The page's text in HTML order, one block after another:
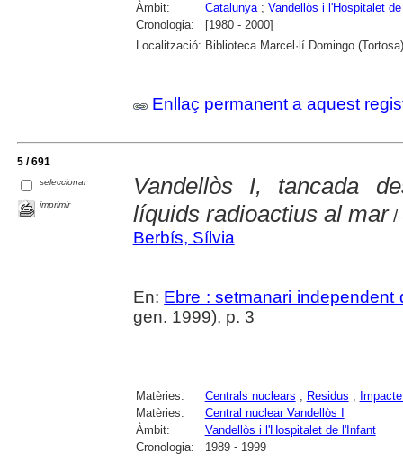
Àmbit:
Catalunya; Vandellòs i l'Hospitalet
Cronologia:
[1980 - 2000]
Localització: Biblioteca Marcel·lí Domingo (Tortosa)
Enllaç permanent a aquest
5 / 691
seleccionar
imprimir
Vandellòs I, tancada
líquids radioactius al mar/
Berbís, Sílvia
En: Ebre : setmanari independent
gen. 1999), p. 3
Matèries: Centrals nuclears ; Residus ;
Matèries:
Central nuclear Vandellòs I
Àmbit:
Vandellòs i l'Hospitalet de l'Infant
Cronologia:
1989 - 1999